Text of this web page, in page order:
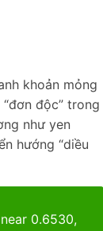
khoản mỏng
độc” trong
như yen
hướng “diều
0.6530,